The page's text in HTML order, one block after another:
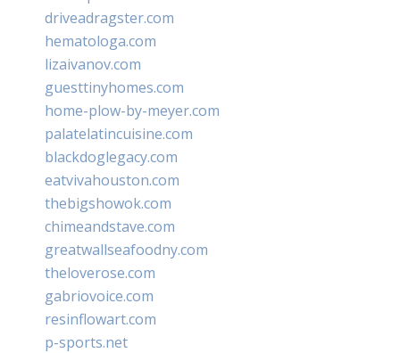
driveadragster.com
hematologa.com
lizaivanov.com
guesttinyhomes.com
home-plow-by-meyer.com
palatelatincuisine.com
blackdoglegacy.com
eatvivahouston.com
thebigshowok.com
chimeandstave.com
greatwallseafoodny.com
theloverose.com
gabriovoice.com
resinflowart.com
p-sports.net